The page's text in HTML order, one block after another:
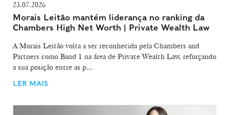
23.07.2026
Morais Leitão mantém liderança no ranking da
Chambers High Net Worth | Private Wealth Law
A Morais Leitão volta a ser reconhecida pela Chambers and
Partners como Band 1 na área de Private Wealth Law, reforçando
a sua posição entre as p...
LER MAIS